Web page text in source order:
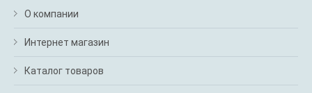
О компании
Интернет магазин
Каталог товаров